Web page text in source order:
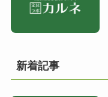
新着記事